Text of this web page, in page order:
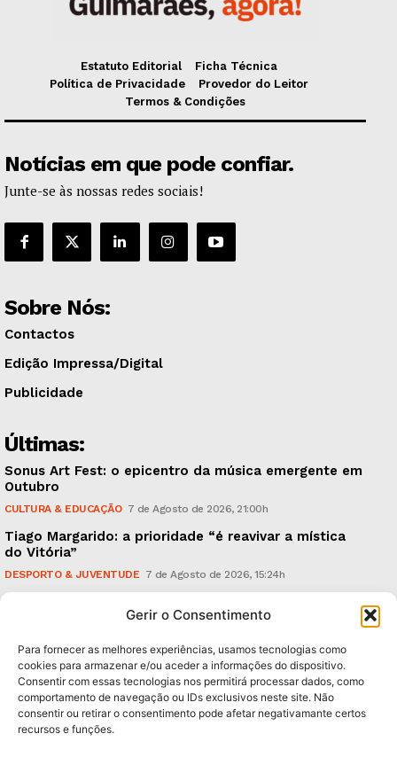
Gerir o Consentimento
Para fornecer as melhores experiências, usamos tecnologias como
cookies para armazenar e/ou aceder a informações do dispositivo.
Consentir com essas tecnologias nos permitirá processar dados, como
comportamento de navegação ou IDs exclusivos neste site. Não
consentir ou retirar o consentimento pode afetar negativamante certos
recursos e funções.
Estatuto Editorial
Ficha Técnica
Política de Privacidade
Provedor do Leitor
Termos & Condições
Notícias em que pode confiar.
Junte-se às nossas redes sociais!
Sobre Nós:
Contactos
Edição Impressa/Digital
Publicidade
Últimas:
Sonus Art Fest: o epicentro da música emergente em
Outubro
CULTURA & EDUCAÇÃO 7 de Agosto de 2026, 21:00h
Tiago Margarido: a prioridade “é reavivar a mística
do Vitória”
DESPORTO & JUVENTUDE 7 de Agosto de 2026, 15:24h
caudais e antecipa situações de risco
Subscreva Newsletter: